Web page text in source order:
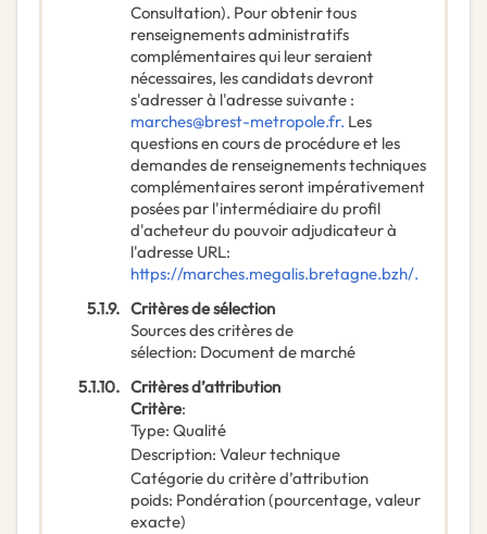
Consultation). Pour obtenir tous
renseignements administratifs
complémentaires qui leur seraient
nécessaires, les candidats devront
s'adresser à l'adresse suivante :
marches@brest-metropole.fr. Les
questions en cours de procédure et les
demandes de renseignements techniques
complémentaires seront impérativement
posées par l'intermédiaire du profil
d'acheteur du pouvoir adjudicateur à
l'adresse URL:
https://marches.megalis.bretagne.bzh/.
5.1.9. Critères de sélection
Sources des critères de
sélection: Document de marché
5.1.10. Critères d’attribution
Critère:
Type: Qualité
Description: Valeur technique
Catégorie du critère d’attribution
poids: Pondération (pourcentage, valeur
exacte)